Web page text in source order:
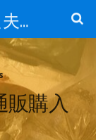
出世競争から脱落した夫と妻の日常
販購入